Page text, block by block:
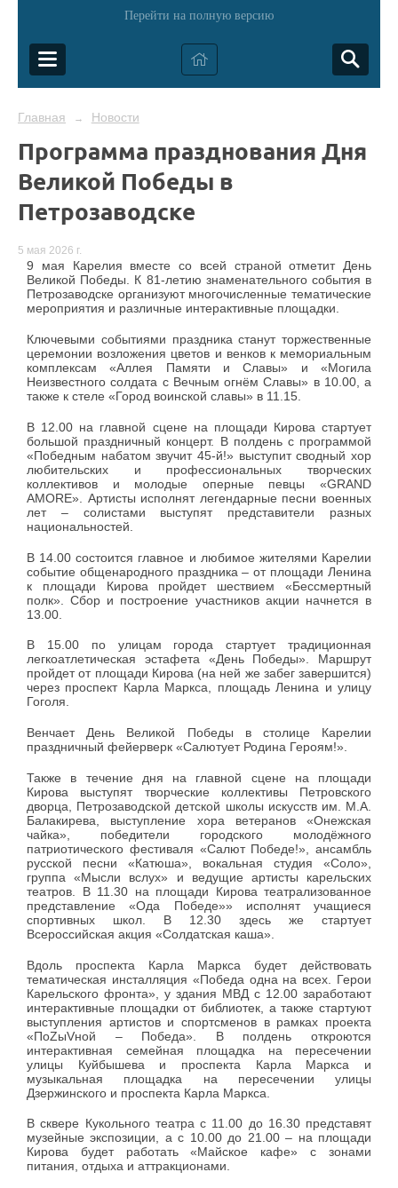
Перейти на полную версию
Главная → Новости
Программа празднования Дня
Великой Победы в
Петрозаводске
5 мая 2026 г.
9 мая Карелия вместе со всей страной отметит День
Великой Победы. К 81-летию знаменательного события в
Петрозаводске организуют многочисленные тематические
мероприятия и различные интерактивные площадки.
Ключевыми событиями праздника станут торжественные
церемонии возложения цветов и венков к мемориальным
комплексам «Аллея Памяти и Славы» и «Могила
Неизвестного солдата с Вечным огнём Славы» в 10.00, а
также к стеле «Город воинской славы» в 11.15.
В 12.00 на главной сцене на площади Кирова стартует
большой праздничный концерт. В полдень с программой
«Победным набатом звучит 45-й!» выступит сводный хор
любительских и профессиональных творческих
коллективов и молодые оперные певцы «GRAND
AMORE». Артисты исполнят легендарные песни военных
лет – солистами выступят представители разных
национальностей.
В 14.00 состоится главное и любимое жителями Карелии
событие общенародного праздника – от площади Ленина
к площади Кирова пройдет шествием «Бессмертный
полк». Сбор и построение участников акции начнется в
13.00.
В 15.00 по улицам города стартует традиционная
легкоатлетическая эстафета «День Победы». Маршрут
пройдет от площади Кирова (на ней же забег завершится)
через проспект Карла Маркса, площадь Ленина и улицу
Гоголя.
Венчает День Великой Победы в столице Карелии
праздничный фейерверк «Салютует Родина Героям!».
Также в течение дня на главной сцене на площади
Кирова выступят творческие коллективы Петровского
дворца, Петрозаводской детской школы искусств им. М.А.
Балакирева, выступление хора ветеранов «Онежская
чайка», победители городского молодёжного
патриотического фестиваля «Салют Победе!», ансамбль
русской песни «Катюша», вокальная студия «Соло»,
группа «Мысли вслух» и ведущие артисты карельских
театров. В 11.30 на площади Кирова театрализованное
представление «Ода Победе»» исполнят учащиеся
спортивных школ. В 12.30 здесь же стартует
Всероссийская акция «Солдатская каша».
Вдоль проспекта Карла Маркса будет действовать
тематическая инсталляция «Победа одна на всех. Герои
Карельского фронта», у здания МВД с 12.00 заработают
интерактивные площадки от библиотек, а также стартуют
выступления артистов и спортсменов в рамках проекта
«ПоZыVной – Победа». В полдень откроются
интерактивная семейная площадка на пересечении
улицы Куйбышева и проспекта Карла Маркса и
музыкальная площадка на пересечении улицы
Дзержинского и проспекта Карла Маркса.
В сквере Кукольного театра с 11.00 до 16.30 представят
музейные экспозиции, а с 10.00 до 21.00 – на площади
Кирова будет работать «Майское кафе» с зонами
питания, отдыха и аттракционами.